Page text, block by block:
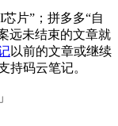
片”；拼多多“自
远未结束的文章就
以前的文章或继续
持码云笔记。